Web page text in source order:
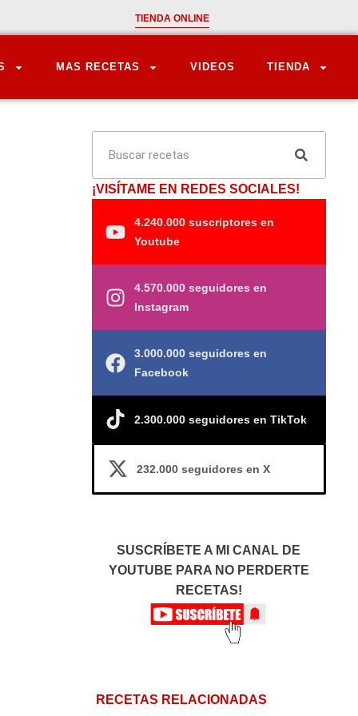
TIENDA ONLINE
MAS RECETAS VIDEOS TIENDA
¡VISÍTAME EN REDES SOCIALES!
4.240.000 suscriptores en
Youtube
4.570.000 seguidores en
Instagram
3.000.000 seguidores en
Facebook
2.300.000 seguidores en TikTok
232.000 seguidores en X
SUSCRÍBETE A MI CANAL DE
YOUTUBE PARA NO PERDERTE
RECETAS!
RECETAS RELACIONADAS